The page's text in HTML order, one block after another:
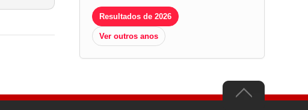
Resultados de 2026
Ver outros anos